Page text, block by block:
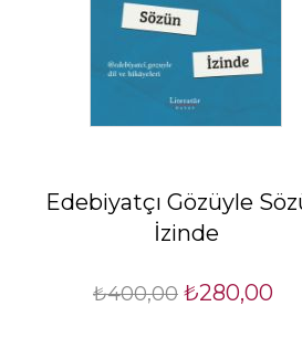
Edebiyatçı Gözüyle
İzinde
₺400,00 ₺280,00